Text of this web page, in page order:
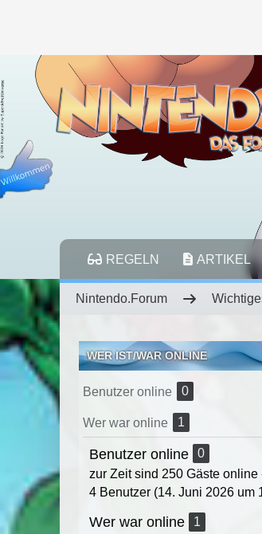
REGELN ARTIKEL
Nintendo.Forum
WER IST/WAR ONLINE
Benutzer online 0
Wer war online 1
Benutzer online
0
zur Zeit sind 250 Gäste online - Rekord:
4 Benutzer (14. Juni 2026 um
Wer war online
1